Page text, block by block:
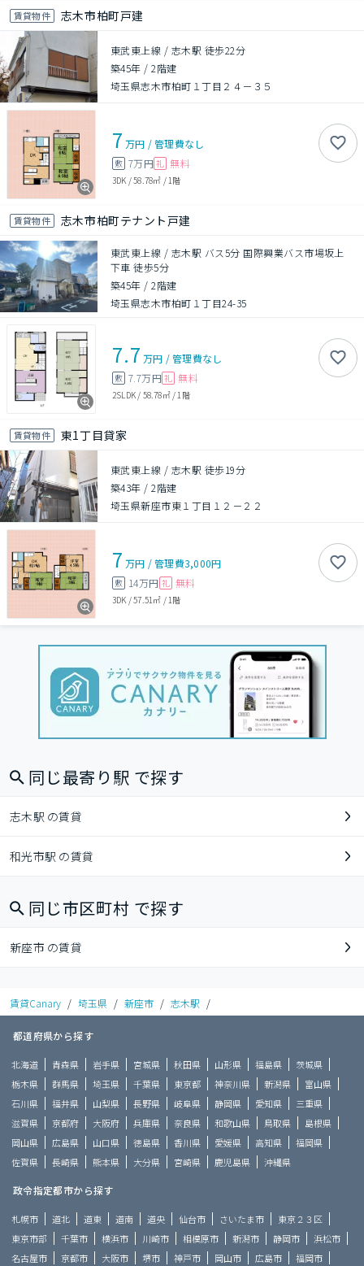
賃貸物件 志木市柏町戸建
東武東上線 / 志木駅 徒歩22分
築45年 /2階建
埼玉県志木市柏町１丁目２４－３５
7 万円 /管理費なし
敷 7万円 礼 無料
3DK /58.78㎡ / 1階
賃貸物件 志木市柏町テナント戸建
東武東上線 / 志木駅 バス5分 国際興業バス市場坂上
下車 徒歩5分
築45年 /2階建
埼玉県志木市柏町１丁目24-35
7.7 万円 /管理費なし
敷 7.7万円 礼 無料
2SLDK / 58.78㎡/ 1階
賃貸物件 東1丁目貸家
東武東上線 / 志木駅 徒歩19分
築43年 /2階建
埼玉県新座市東１丁目１２－２２
7 万円 /管理費3,000円
敷 14万円 礼 無料
3DK /57.51㎡ / 1階
同じ最寄り駅 で探す
志木駅 の賃貸
和光市駅 の賃貸
同じ市区町村 で探す
新座市 の賃貸
賃貸Canary / 埼玉県 / 新座市 / 志木駅 /
都道府県から探す
北海道 青森県 岩手県 宮城県 秋田県 山形県 福島県
茨城県
栃木県
群馬県 埼玉県 千葉県 東京都 神奈川県 新潟県
富山県
石川県
福井県 山梨県 長野県 岐阜県 静岡県 愛知県
三重県
滋賀県
京都府 大阪府 兵庫県 奈良県 和歌山県 鳥取県
島根県
岡山県
広島県 山口県 徳島県 香川県 愛媛県 高知県
福岡県
佐賀県
長崎県 熊本県 大分県 宮崎県 鹿児島県 沖縄県
政令指定都市から探す
札幌市 道北 道東 道南 道央 仙台市 さいたま市
東京２３区
東京市部
千葉市 横浜市 川崎市 相模原市 新潟市 静岡市
浜松市
名古屋市
京都市 大阪市 堺市 神戸市 岡山市 広島市 福岡市